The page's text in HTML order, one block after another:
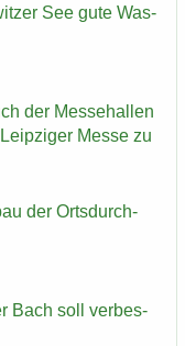
See gute Was­
der Mes­se­hal­len
Messe zu
der Orts­durch­
Bach soll ver­bes­